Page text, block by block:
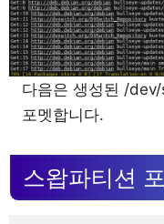
다음은 생성된 /
포멧합니다.
스왑파티션